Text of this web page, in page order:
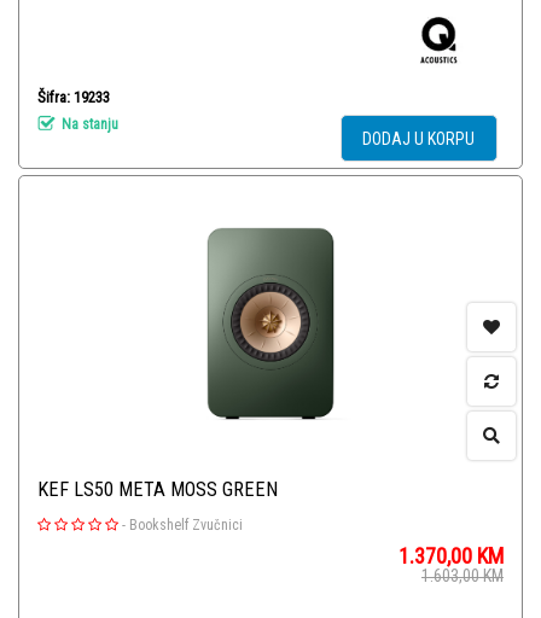
Šifra: 19233
Na stanju
DODAJ U KORPU
KEF LS50 META MOSS GREEN
- Bookshelf Zvučnici
1.370,00 KM
1.603,00KM